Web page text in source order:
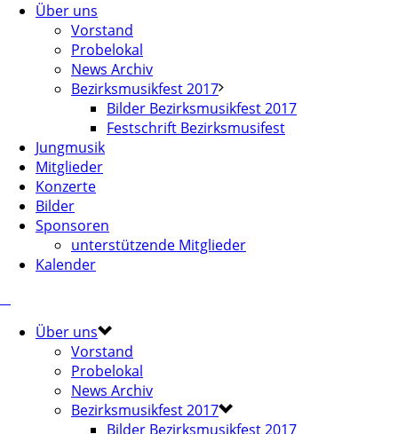
Über uns
Vorstand
Probelokal
News Archiv
Bezirksmusikfest 2017
Bilder Bezirksmusikfest 2017
Festschrift Bezirksmusifest
Jungmusik
Mitglieder
Konzerte
Bilder
Sponsoren
unterstützende Mitglieder
Kalender
Über uns
Vorstand
Probelokal
News Archiv
Bezirksmusikfest 2017
Bilder Bezirksmusikfest 2017